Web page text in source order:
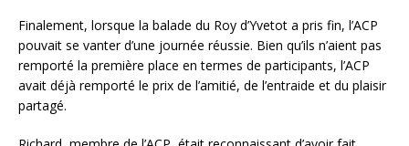
Finalement, lorsque la balade du Roy d’Yvetot a pris fin, l’ACP
pouvait se vanter d’une journée réussie. Bien qu’ils n’aient pas
remporté la première place en termes de participants, l’ACP
avait déjà remporté le prix de l’amitié, de l’entraide et du plaisir
partagé.